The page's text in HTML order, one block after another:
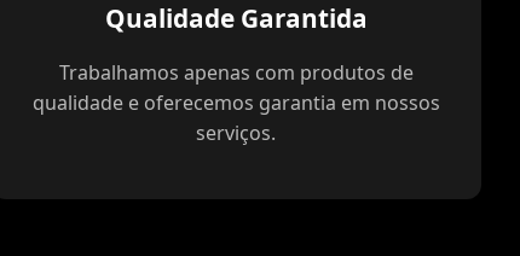
Qualidade Garantida
Trabalhamos apenas com produtos de
qualidade e oferecemos garantia em nossos
serviços.